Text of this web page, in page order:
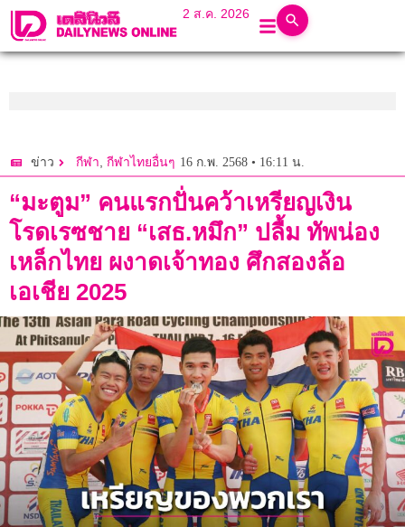
2 ส.ค. 2026
ข่าว กีฬา, กีฬาไทยอื่นๆ 16 ก.พ. 2568 • 16:11 น.
“มะตูม” คนแรกปั่นคว้าเหรียญเงิน
โรดเรซชาย “เสธ.หมึก” ปลื้ม ทัพน่อง
เหล็กไทย ผงาดเจ้าทอง ศึกสองล้อ
เอเชีย 2025